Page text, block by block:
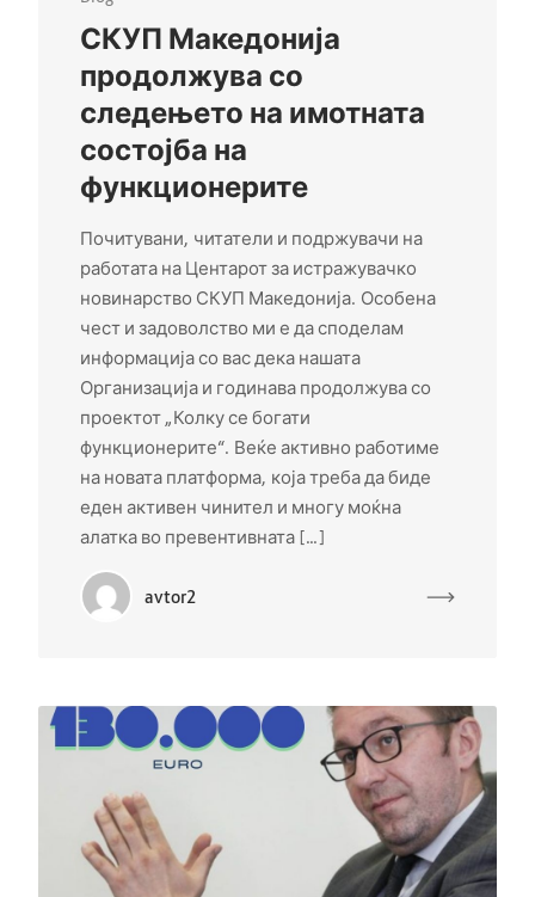
СКУП Македонија
продолжува со
следењето на имотната
состојба на
функционерите
Почитувани, читатели и подржувачи на
работата на Центарот за истражувачко
новинарство СКУП Македонија. Особена
чест и задоволство ми е да споделам
информација со вас дека нашата
Организација и годинава продолжува со
проектот „Колку се богати
функционерите“. Веќе активно работиме
на новата платформа, која треба да биде
еден активен чинител и многу моќна
алатка во превентивната […]
avtor2